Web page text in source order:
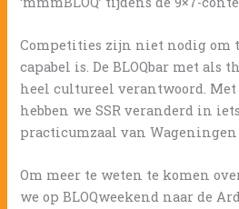
Competities zijn niet nodig om
capabel is. De BLOQbar met als
heel cultureel verantwoord.
hebben we SSR veranderd in
practicumzaal van
Om meer te weten te komen
we op BLOQweekend naar de